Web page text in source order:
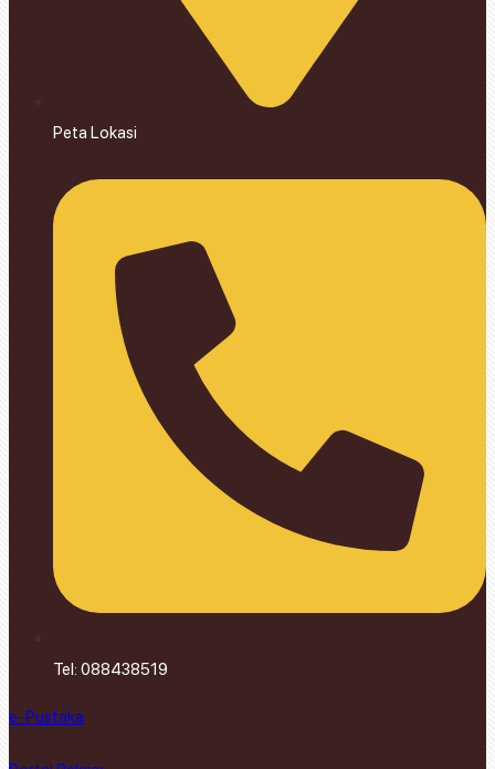
Peta Lokasi
Tel: 088438519
e-Pustaka